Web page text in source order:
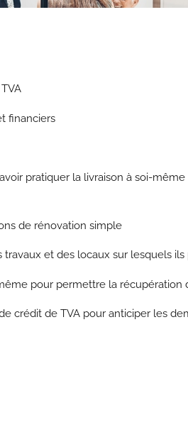
financiers
pratiquer la livraison à soi-
de rénovation simple
et des locaux sur lesquels
pour permettre la récupération
crédit de TVA pour anticiper les